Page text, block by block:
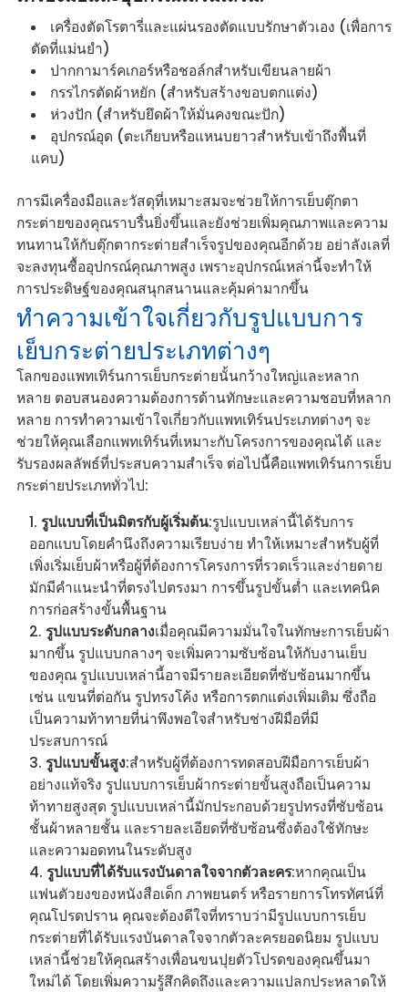
เครื่องตัดโรตารี่และแผ่นรองตัดแบบรักษาตัวเอง (เพื่อการ
ตัดที่แม่นยำ)
ปากกามาร์คเกอร์หรือชอล์กสำหรับเขียนลายผ้า
กรรไกรตัดผ้าหยัก (สำหรับสร้างขอบตกแต่ง)
ห่วงปัก (สำหรับยึดผ้าให้มั่นคงขณะปัก)
อุปกรณ์อุด (ตะเกียบหรือแหนบยาวสำหรับเข้าถึงพื้นที่
แคบ)
การมีเครื่องมือและวัสดุที่เหมาะสมจะช่วยให้การเย็บตุ๊กตา
กระต่ายของคุณราบรื่นยิ่งขึ้นและยังช่วยเพิ่มคุณภาพและความ
ทนทานให้กับตุ๊กตากระต่ายสำเร็จรูปของคุณอีกด้วย อย่าลังเลที่
จะลงทุนซื้ออุปกรณ์คุณภาพสูง เพราะอุปกรณ์เหล่านี้จะทำให้
การประดิษฐ์ของคุณสนุกสนานและคุ้มค่ามากขึ้น
ทำความเข้าใจเกี่ยวกับรูปแบบการ
เย็บกระต่ายประเภทต่างๆ
โลกของแพทเทิร์นการเย็บกระต่ายนั้นกว้างใหญ่และหลาก
หลาย ตอบสนองความต้องการด้านทักษะและความชอบที่หลาก
หลาย การทำความเข้าใจเกี่ยวกับแพทเทิร์นประเภทต่างๆ จะ
ช่วยให้คุณเลือกแพทเทิร์นที่เหมาะกับโครงการของคุณได้ และ
รับรองผลลัพธ์ที่ประสบความสำเร็จ ต่อไปนี้คือแพทเทิร์นการเย็บ
กระต่ายประเภททั่วไป:
รูปแบบที่เป็นมิตรกับผู้เริ่มต้น:รูปแบบเหล่านี้ได้รับการ
ออกแบบโดยคำนึงถึงความเรียบง่าย ทำให้เหมาะสำหรับผู้ที่
เพิ่งเริ่มเย็บผ้าหรือผู้ที่ต้องการโครงการที่รวดเร็วและง่ายดาย
มักมีคำแนะนำที่ตรงไปตรงมา การขึ้นรูปขั้นต่ำ และเทคนิค
การก่อสร้างขั้นพื้นฐาน
รูปแบบระดับกลางเมื่อคุณมีความมั่นใจในทักษะการเย็บผ้า
มากขึ้น รูปแบบกลางๆ จะเพิ่มความซับซ้อนให้กับงานเย็บ
ของคุณ รูปแบบเหล่านี้อาจมีรายละเอียดที่ซับซ้อนมากขึ้น
เช่น แขนที่ต่อกัน รูปทรงโค้ง หรือการตกแต่งเพิ่มเติม ซึ่งถือ
เป็นความท้าทายที่น่าพึงพอใจสำหรับช่างฝีมือที่มี
ประสบการณ์
รูปแบบขั้นสูง:สำหรับผู้ที่ต้องการทดสอบฝีมือการเย็บผ้า
อย่างแท้จริง รูปแบบการเย็บผ้ากระต่ายขั้นสูงถือเป็นความ
ท้าทายสูงสุด รูปแบบเหล่านี้มักประกอบด้วยรูปทรงที่ซับซ้อน
ชั้นผ้าหลายชั้น และรายละเอียดที่ซับซ้อนซึ่งต้องใช้ทักษะ
และความอดทนในระดับสูง
รูปแบบที่ได้รับแรงบันดาลใจจากตัวละคร:หากคุณเป็น
แฟนตัวยงของหนังสือเด็ก ภาพยนตร์ หรือรายการโทรทัศน์ที่
คุณโปรดปราน คุณจะต้องดีใจที่ทราบว่ามีรูปแบบการเย็บ
กระต่ายที่ได้รับแรงบันดาลใจจากตัวละครยอดนิยม รูปแบบ
เหล่านี้ช่วยให้คุณสร้างเพื่อนขนปุยตัวโปรดของคุณขึ้นมา
ใหม่ได้ โดยเพิ่มความรู้สึกคิดถึงและความแปลกประหลาดให้